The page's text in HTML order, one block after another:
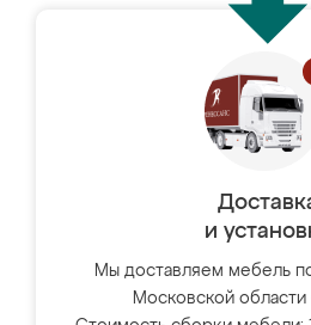
и
Мы доставляем мебель
Московской области